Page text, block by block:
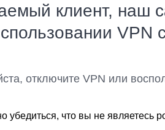
клиент, наш
VPN
отключите VPN или
убедиться, что вы не являетесь